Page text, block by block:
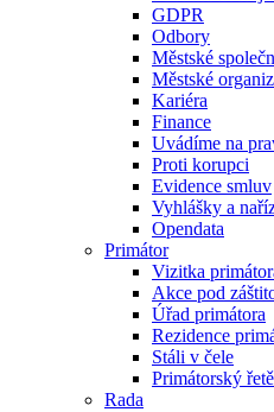
GDPR
Odbory
Městské
Městské
Kariéra
Finance
Uvádíme na
Proti korupci
Evidence smluv
Vyhlášky a
Opendata
Primátor
Vizitka
Akce pod
Úřad primátora
Rezidence
Stáli v čele
Primátorský
Rada